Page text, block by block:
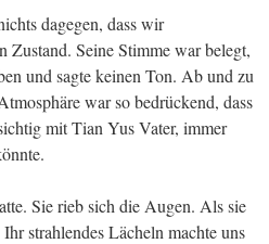
dagegen, dass wir
Zustand. Seine Stimme war belegt,
und sagte keinen Ton. Ab und zu
war so bedrückend, dass
mit Tian Yus Vater, immer
Sie rieb sich die Augen. Als sie
strahlendes Lächeln machte uns